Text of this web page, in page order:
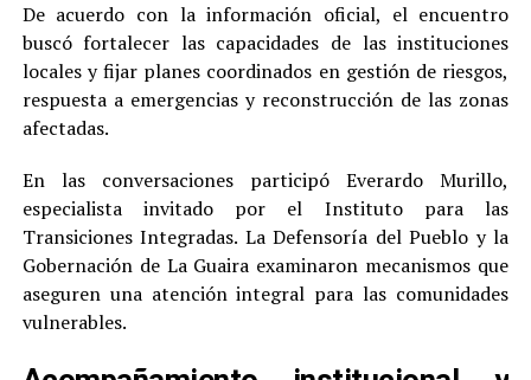
De acuerdo con la información oficial, el encuentro
buscó fortalecer las capacidades de las instituciones
locales y fijar planes coordinados en gestión de riesgos,
respuesta a emergencias y reconstrucción de las zonas
afectadas.
En las conversaciones participó Everardo Murillo,
especialista invitado por el Instituto para las
Transiciones Integradas. La Defensoría del Pueblo y la
Gobernación de La Guaira examinaron mecanismos que
aseguren una atención integral para las comunidades
vulnerables.